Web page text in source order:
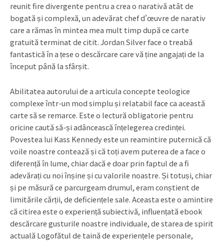
reunit fire divergente pentru a crea o narativă atât de
bogată și complexă, un adevărat chef d’œuvre de narativ
care a rămas în mintea mea mult timp după ce carte
gratuită terminat de citit. Jordan Silver face o treabă
fantastică în a țese o descărcare care vă ține angajați de la
început până la sfârșit.
Abilitatea autorului de a articula concepte teologice
complexe într-un mod simplu și relatabil face ca această
carte să se remarce. Este o lectură obligatorie pentru
oricine caută să-și adâncească înțelegerea credinței.
Povestea lui Kass Kennedy este un reamintire puternică că
voile noastre contează și că toți avem puterea de a face o
diferență în lume, chiar dacă e doar prin faptul de a fi
adevărați cu noi înșine și cu valorile noastre. Și totuși, chiar
și pe măsură ce parcurgeam drumul, eram conștient de
limitările cărții, de deficiențele sale. Aceasta este o amintire
că citirea este o experiență subiectivă, influențată ebook
descărcare gusturile noastre individuale, de starea de spirit
actuală Logofătul de taină de experiențele personale,